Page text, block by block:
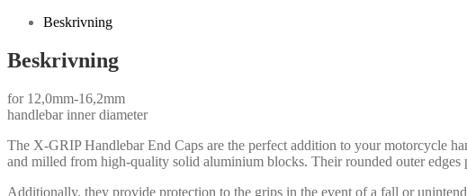
Beskrivning
Beskrivning
for 12,0mm-16,2mm
handlebar inner diameter
The X-GRIP Handlebar End Caps are the perfect addition to your motorcycle
and milled from high-quality solid aluminium blocks. Their rounded outer
Additionally, they provide protection to the grips in the event of a fall or